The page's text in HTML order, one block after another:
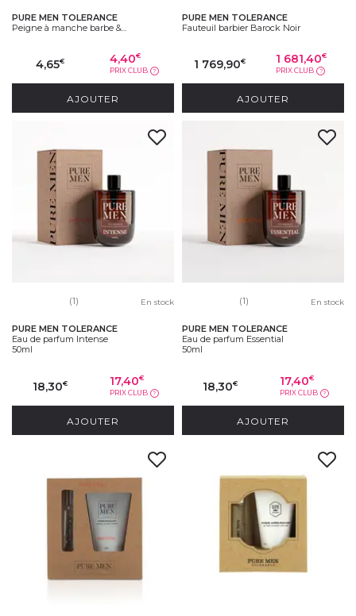
PURE MEN TOLERANCE
Peigne à manche barbe &...
4,65€ 4,40€
PRIX CLUB ?
AJOUTER
PURE MEN TOLERANCE
Fauteuil barbier Barock Noir
1 769,90€ 1 681,40€
PRIX CLUB ?
AJOUTER
(1) En stock
PURE MEN TOLERANCE
Eau de parfum Intense
50ml
18,30€ 17,40€
PRIX CLUB ?
AJOUTER
(1) En stock
PURE MEN TOLERANCE
Eau de parfum Essential
50ml
18,30€ 17,40€
PRIX CLUB ?
AJOUTER